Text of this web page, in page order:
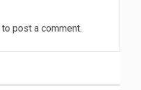
to post a comment.